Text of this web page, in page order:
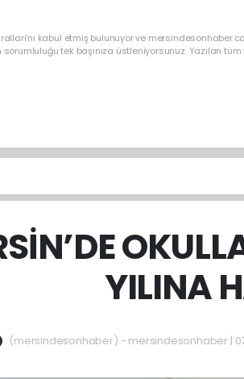
kabul etmiş bulunuyor ve
tek başınıza üstleniyorsunuz. Yazılan
YILINA
(mersindesonhaber) - mersindesonhaber |